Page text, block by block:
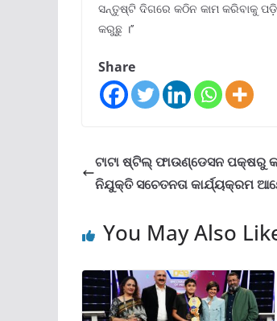
ସନ୍ତୁଷ୍ଟି ଦିଗରେ କଠିନ କାମ କରିବାକୁ
କରୁଛୁ ।’’
Share
ଟାଟା ଷ୍ଟିଲ୍ ଫାଉଣ୍ଡେସନ ପକ୍ଷରୁ
ନିଯୁକ୍ତି ସଚେତନତା କାର୍ଯ୍ୟକ୍ରମ
You May Also